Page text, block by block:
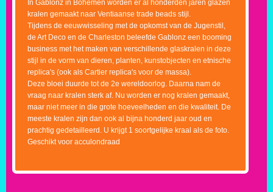
In Gablonz in Bohemen worden er al honderden jaren glazen
kralen gemaakt naar Ventiaanse trade beads stijl.
Tijdens de eeuwwisseling met de opkomst van de Jugenstil,
de Art Deco en de Charleston beleefde Gablonz een booming
business met het maken van verschillende glaskralen in deze
stijl in de vorm van dieren, planten, kunstobjecten en etnische
replica's (ook als Cartier replica's voor de massa).
Deze bloei duurde tot de 2e wereldoorlog. Daarna nam de
vraag naar kralen sterk af. Nu worden er nog kralen gemaakt,
maar niet meer in die grote hoeveelheden en die kwaliteit. De
meeste kralen zijn dan ook al bijna honderd jaar oud en
prachtig gedetailleerd. U krijgt 1 soortgelijke kraal als de foto.
Geschikt voor acculondraad